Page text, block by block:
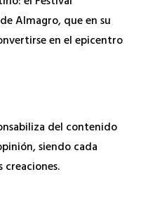
Almagro, que en su
en el epicentro
del contenido
siendo cada
creaciones.